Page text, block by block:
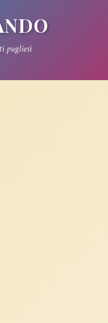
pugliesi